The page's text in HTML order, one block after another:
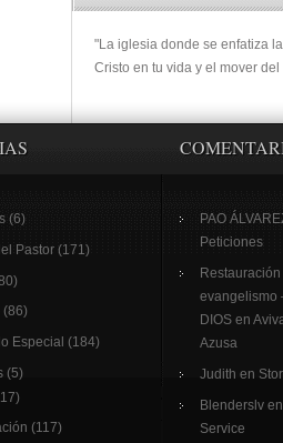
"La iglesia donde se enfatiza
Cristo en tu vida y el mover
(6)
Pastor (171)
(86)
Especial (184)
(5)
(117)
PAO
Peticiones
evangelismo
DIOS en
Azusa
Judith en
Blenderslv en
Service